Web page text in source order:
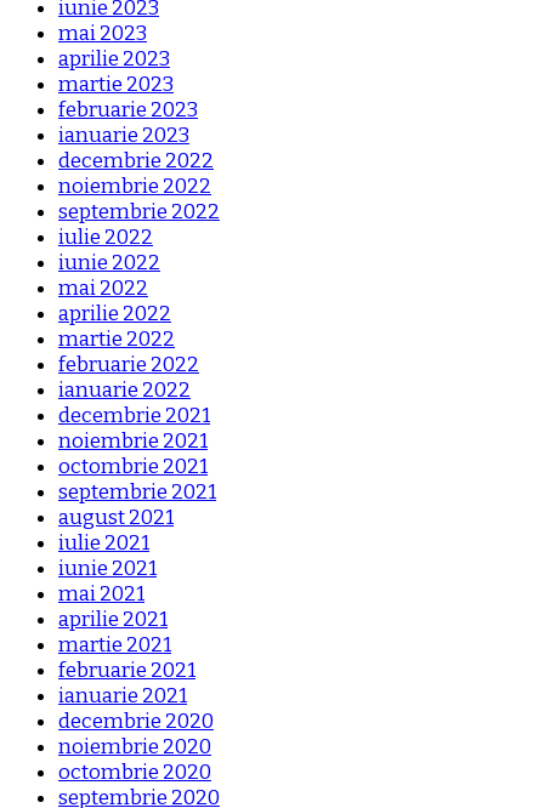
iunie 2023
mai 2023
aprilie 2023
martie 2023
februarie 2023
ianuarie 2023
decembrie 2022
noiembrie 2022
septembrie 2022
iulie 2022
iunie 2022
mai 2022
aprilie 2022
martie 2022
februarie 2022
ianuarie 2022
decembrie 2021
noiembrie 2021
octombrie 2021
septembrie 2021
august 2021
iulie 2021
iunie 2021
mai 2021
aprilie 2021
martie 2021
februarie 2021
ianuarie 2021
decembrie 2020
noiembrie 2020
octombrie 2020
septembrie 2020